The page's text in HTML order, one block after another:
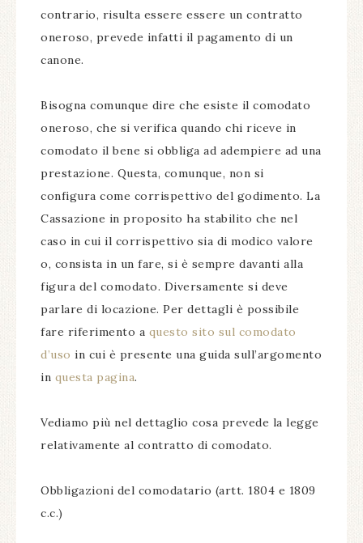
contrario, risulta essere essere un contratto
oneroso, prevede infatti il pagamento di un
canone.
Bisogna comunque dire che esiste il comodato
oneroso, che si verifica quando chi riceve in
comodato il bene si obbliga ad adempiere ad una
prestazione. Questa, comunque, non si
configura come corrispettivo del godimento. La
Cassazione in proposito ha stabilito che nel
caso in cui il corrispettivo sia di modico valore
o, consista in un fare, si è sempre davanti alla
figura del comodato. Diversamente si deve
parlare di locazione. Per dettagli è possibile
fare riferimento a questo sito sul comodato
d’uso in cui è presente una guida sull’argomento
in questa pagina.
Vediamo più nel dettaglio cosa prevede la legge
relativamente al contratto di comodato.
Obbligazioni del comodatario (artt. 1804 e 1809
c.c.)